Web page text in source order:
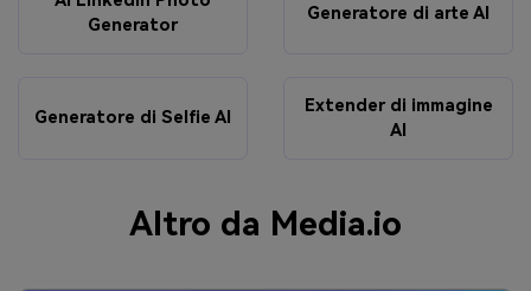
Generator
Generatore di arte AI
Generatore di Selfie AI
Extender di immagine
AI
Altro da Media.io